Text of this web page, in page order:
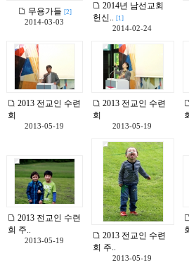
무용가들 [2]
2014-03-03
2014년 남선교회
헌신.. [1]
2014-02-24
2013 전교인 수련
회
2013-05-19
2013 전교인 수련
회
2013-05-19
2013 전교인 수련
회 주..
2013-05-19
2013 전교인 수련
회 주..
2013-05-19